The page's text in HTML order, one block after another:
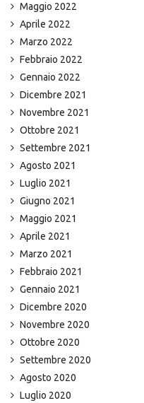
Maggio 2022
Aprile 2022
Marzo 2022
Febbraio 2022
Gennaio 2022
Dicembre 2021
Novembre 2021
Ottobre 2021
Settembre 2021
Agosto 2021
Luglio 2021
Giugno 2021
Maggio 2021
Aprile 2021
Marzo 2021
Febbraio 2021
Gennaio 2021
Dicembre 2020
Novembre 2020
Ottobre 2020
Settembre 2020
Agosto 2020
Luglio 2020